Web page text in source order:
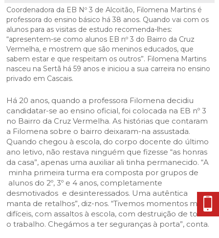
Planeamento Estratégico
Reabilitação urbana
Urbanismo
Cascais Próxima
Governação
Mobilidade
Qualidade de vida
Jornal C
Agenda do executivo
VIVER
VISITAR
ESTUDAR
TEMPOS LIVRES
MOBILIDADE
INVESTIR EM CASCAIS
SERVIÇOS
MAPA DO PORTAL
Coordenadora da EB Nº 3 de Alcoitão, Filomena Martins é
professora do ensino básico há 38 anos. Quando vai com os
alunos para as visitas de estudo recomenda-lhes:
“apresentem-se como alunos EB nº 3 do Bairro da Cruz
Vermelha, e mostrem que são meninos educados, que
sabem estar e que respeitam os outros”. Filomena Martins
nasceu na Sertã há 59 anos e iniciou a sua carreira no ensino
privado em Cascais.
Há 20 anos, quando a professora Filomena decidiu
candidatar-se ao ensino oficial, foi colocada na EB nº 3
no Bairro da Cruz Vermelha. As histórias que contaram
a Filomena sobre o bairro deixaram-na assustada.
Quando chegou à escola, do corpo docente do último
ano letivo, não restava ninguém que fizesse “as honras
da casa”, apenas uma auxiliar ali tinha permanecido. “A
minha primeira turma era composta por grupos de
alunos do 2º, 3º e 4 anos, completamente
desmotivados e desinteressados. Uma autêntica
manta de retalhos”, diz-nos. “Tivemos momentos muito
difíceis, com assaltos à escola, com destruição de todo
o trabalho. Chegámos a ter seguranças à porta”, conta.